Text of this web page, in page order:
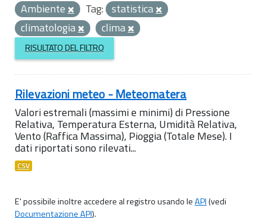
Ambiente
Tag: statistica
climatologia
clima
RISULTATO DEL FILTRO
Rilevazioni meteo - Meteomatera
Valori estremali (massimi e minimi) di Pressione
Relativa, Temperatura Esterna, Umidità Relativa,
Vento (Raffica Massima), Pioggia (Totale Mese). I
dati riportati sono rilevati...
CSV
E' possibile inoltre accedere al registro usando leAPI(vedi
Documentazione API).